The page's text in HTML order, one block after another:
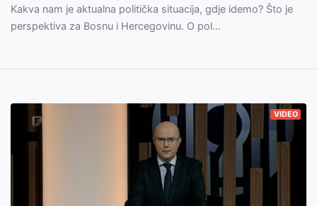
Kakva nam je aktualna politička situacija, gdje idemo? Što je
perspektiva za Bosnu i Hercegovinu. O pol...
VIDEO